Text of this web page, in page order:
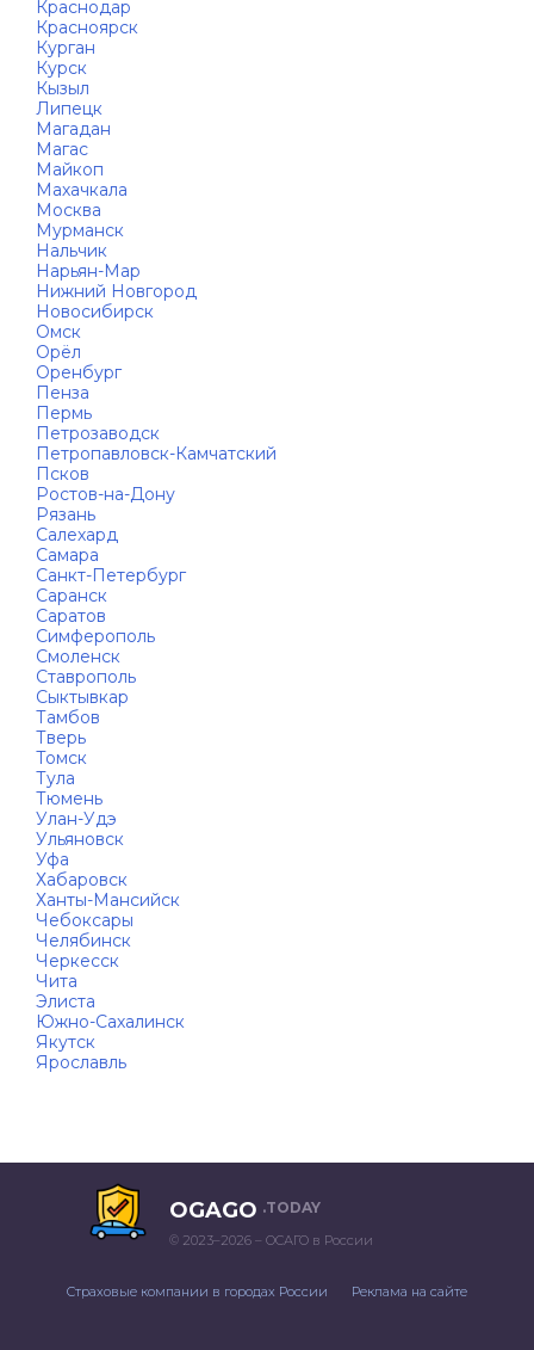
Краснодар
Красноярск
Курган
Курск
Кызыл
Липецк
Магадан
Магас
Майкоп
Махачкала
Москва
Мурманск
Нальчик
Нарьян-Мар
Нижний Новгород
Новосибирск
Омск
Орёл
Оренбург
Пенза
Пермь
Петрозаводск
Петропавловск-Камчатский
Псков
Ростов-на-Дону
Рязань
Салехард
Самара
Санкт-Петербург
Саранск
Саратов
Симферополь
Смоленск
Ставрополь
Сыктывкар
Тамбов
Тверь
Томск
Тула
Тюмень
Улан-Удэ
Ульяновск
Уфа
Хабаровск
Ханты-Мансийск
Чебоксары
Челябинск
Черкесск
Чита
Элиста
Южно-Сахалинск
Якутск
Ярославль
OGAGO .TODAY
© 2023–2026 – ОСАГО в России
Страховые компании в городах России Реклама на сайте